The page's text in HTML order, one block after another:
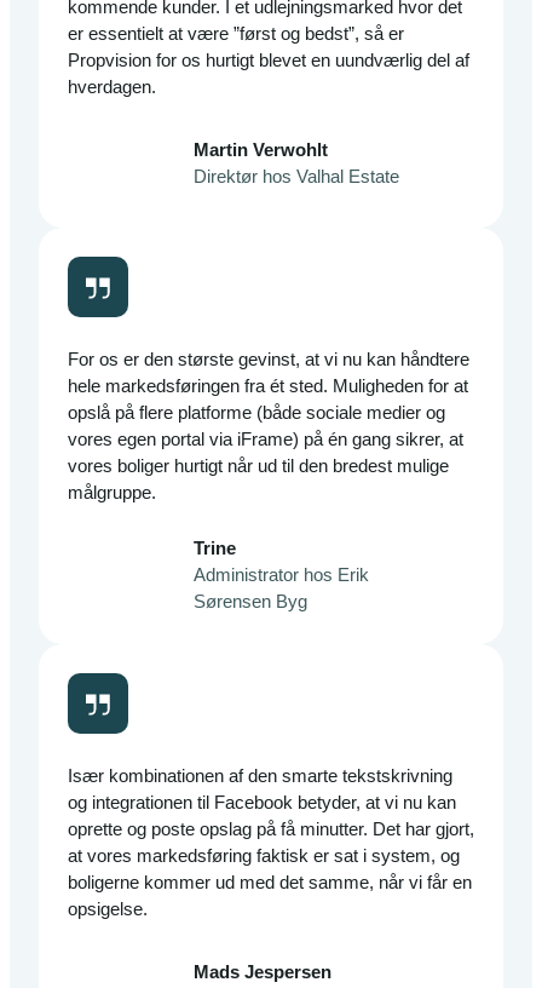
kommende kunder. I et udlejningsmarked hvor det
er essentielt at være ”først og bedst”, så er
Propvision for os hurtigt blevet en uundværlig del af
hverdagen.
Martin Verwohlt
Direktør hos Valhal Estate
For os er den største gevinst, at vi nu kan håndtere
hele markedsføringen fra ét sted. Muligheden for at
opslå på flere platforme (både sociale medier og
vores egen portal via iFrame) på én gang sikrer, at
vores boliger hurtigt når ud til den bredest mulige
målgruppe.
Trine
Administrator hos Erik
Sørensen Byg
Især kombinationen af den smarte tekstskrivning
og integrationen til Facebook betyder, at vi nu kan
oprette og poste opslag på få minutter. Det har gjort,
at vores markedsføring faktisk er sat i system, og
boligerne kommer ud med det samme, når vi får en
opsigelse.
Mads Jespersen